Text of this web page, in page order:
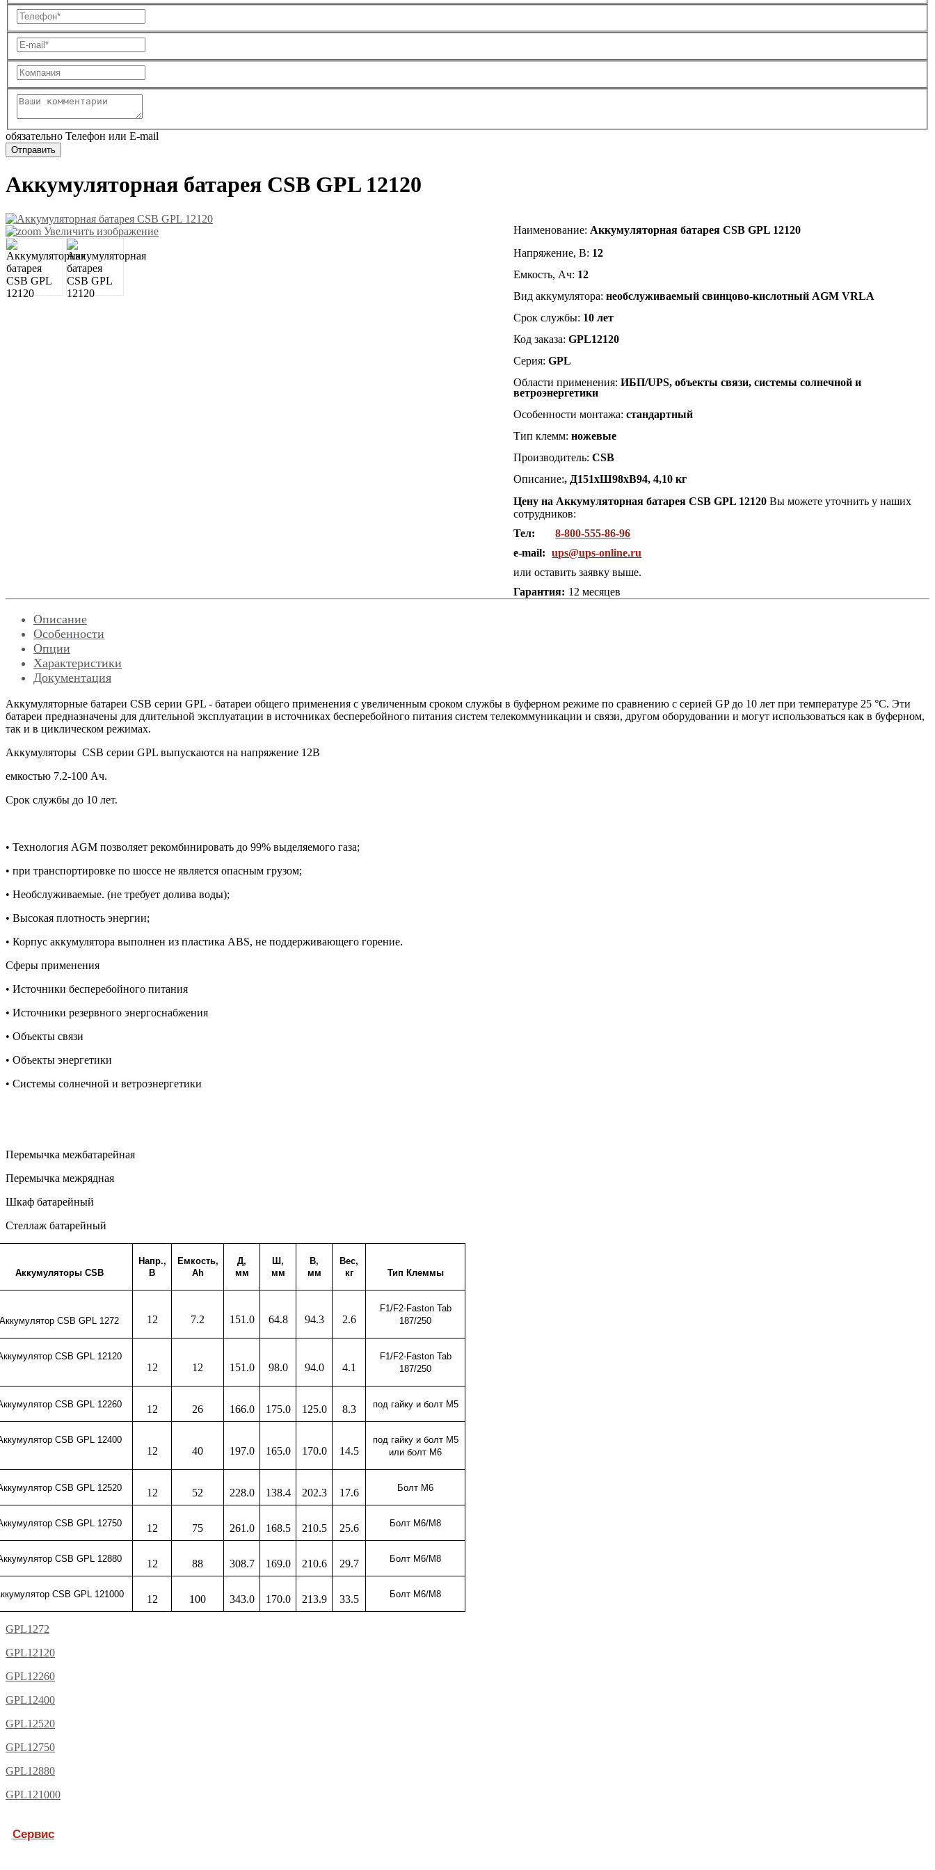
обязательно Телефон или E-mail
Аккумуляторная батарея CSB GPL 12120
Увеличить изображение Наименование: Аккумуляторная батарея CSB GPL 12120
Напряжение, В: 12
Емкость, Ач: 12
Вид аккумулятора:необслуживаемый свинцово-кислотный AGM VRLA
Срок службы: 10 лет
Код заказа:GPL12120
Серия:GPL
Области применения:ИБП/UPS, объекты связи, системы солнечной и
ветроэнергетики
Особенности монтажа:стандартный
Тип клемм:ножевые
Производитель:CSB
Описание:, Д151хШ98хВ94, 4,10 кг
Цену на Аккумуляторная батарея CSB GPL 12120Вы можете уточнить у наших
сотрудников:
Тел:
8-800-555-86-96
e-mail:
ups@ups-online.ru
или оставить заявку выше.
Гарантия: 12 месяцев
Описание
Особенности
Опции
Характеристики
Документация
Аккумуляторные батареи CSB серии GPL - батареи общего применения c увеличенным сроком службы в буферном режиме по сравнению с серией GP до 10 лет при температуре 25 °С. Эти
батареи предназначены для длительной эксплуатации в источниках бесперебойного питания систем телекоммуникации и связи, другом оборудовании и могут использоваться как в буферном,
так и в циклическом режимах.
Аккумуляторы CSB серии GPL выпускаются на напряжение 12В
емкостью 7.2-100 Ач.
Cрок службы до 10 лет.
• Технология AGM позволяет рекомбинировать до 99% выделяемого газа;
• при транспортировке по шоссе не является опасным грузом;
• Необслуживаемые. (не требует долива воды);
• Высокая плотность энергии;
• Корпус аккумулятора выполнен из пластика ABS, не поддерживающего горение.
Cферы применения
• Источники бесперебойного питания
• Источники резервного энергоснабжения
• Объекты связи
• Объекты энергетики
• Системы солнечной и ветроэнергетики
Перемычка межбатарейная
Перемычка межрядная
Шкаф батарейный
Стеллаж батарейный
Аккумуляторы CSB
Напр.,
В
Емкость,
Ah
Д,
мм
Ш,
мм
В,
мм
Вес,
кг
Тип Клеммы
Аккумулятор CSB GPL 1272 12 7.2 151.0 64.8 94.3 2.6
F1/F2-Faston Tab
187/250
CSB GPL 12120
12 12 151.0 98.0 94.0 4.1
F1/F2-Faston Tab
187/250
CSB GPL 12260 12 26 166.0 175.0 125.0 8.3 под гайку и болт М5
CSB GPL 12400
12 40 197.0 165.0 170.0 14.5
под гайку и болт М5
или болт М6
CSB GPL 12520 12 52 228.0 138.4 202.3 17.6 Болт М6
CSB GPL 12750 12 75 261.0 168.5 210.5 25.6 Болт М6/M8
CSB GPL 12880 12 88 308.7 169.0 210.6 29.7 Болт М6/M8
CSB GPL 121000 12 100 343.0 170.0 213.9 33.5 Болт М6/M8
GPL1272
GPL12120
GPL12260
GPL12400
GPL12520
GPL12750
GPL12880
GPL121000
Сервис